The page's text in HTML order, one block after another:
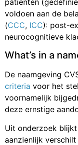
voldoen aan de
(CCC, ICC): post-
neurocognitieve
What’s in a
De naamgeving
criteria voor het
voornamelijk
deze ernstige
Uit onderzoek
aanzienlijk